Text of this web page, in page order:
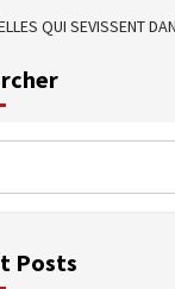
QUI SEVISSENT
Posts